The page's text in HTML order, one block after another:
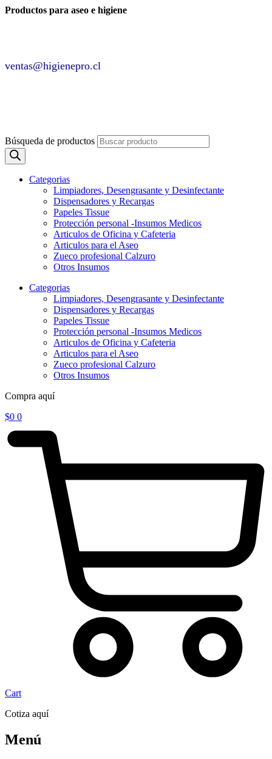
Productos para aseo e higiene
ventas@higienepro.cl
Búsqueda de productos
Categorias
Limpiadores, Desengrasante y Desinfectante
Dispensadores y Recargas
Papeles Tissue
Protección personal -Insumos Medicos
Articulos de Oficina y Cafeteria
Articulos para el Aseo
Zueco profesional Calzuro
Otros Insumos
Categorias
Limpiadores, Desengrasante y Desinfectante
Dispensadores y Recargas
Papeles Tissue
Protección personal -Insumos Medicos
Articulos de Oficina y Cafeteria
Articulos para el Aseo
Zueco profesional Calzuro
Otros Insumos
Compra aquí
$0 0
Cart
Cotiza aquí
Menú